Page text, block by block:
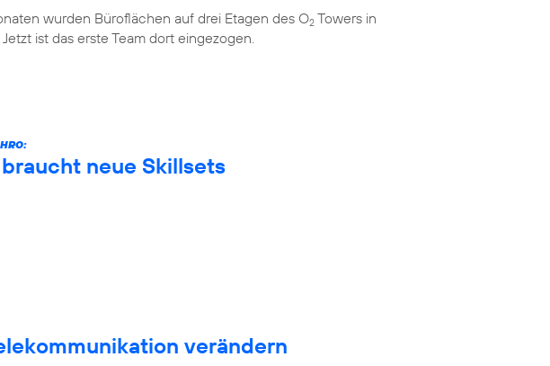
wurden Büroflächen auf drei Etagen des O2 Towers in
ist das erste Team dort eingezogen.
neue Skillsets
verändern